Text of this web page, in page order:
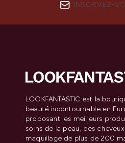
INSCRIVEZ-
LOOKFANTASTIC est la
beauté incontournable en
proposant les meilleurs
soins de la peau, des
maquillage de plus de 200